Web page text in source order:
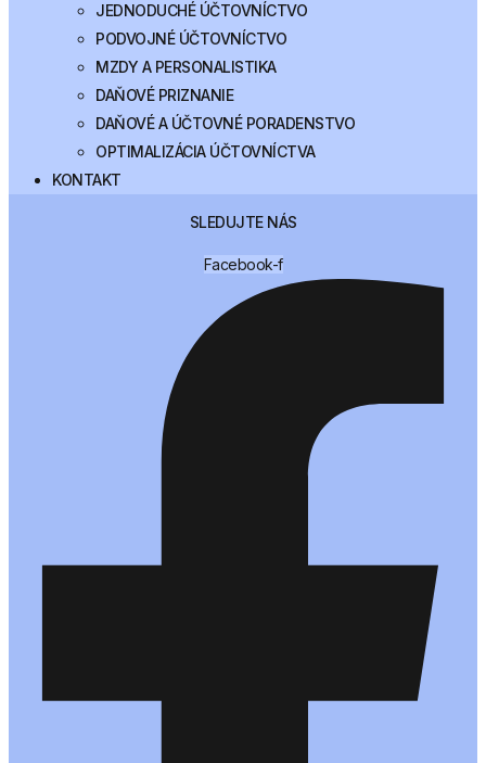
JEDNODUCHÉ ÚČTOVNÍCTVO
PODVOJNÉ ÚČTOVNÍCTVO
MZDY A PERSONALISTIKA
DAŇOVÉ PRIZNANIE
DAŇOVÉ A ÚČTOVNÉ PORADENSTVO
OPTIMALIZÁCIA ÚČTOVNÍCTVA
KONTAKT
SLEDUJTE NÁS
Facebook-f